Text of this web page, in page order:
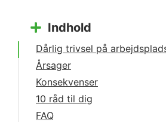
Indhold
Dårlig trivsel på
Årsager
Konsekvenser
10 råd til dig
FAQ